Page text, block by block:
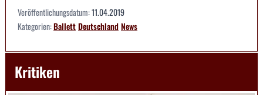
Veröffentlichungsdatum:11.04.2019
Kategorien:BallettDeutschlandNews
Kritiken